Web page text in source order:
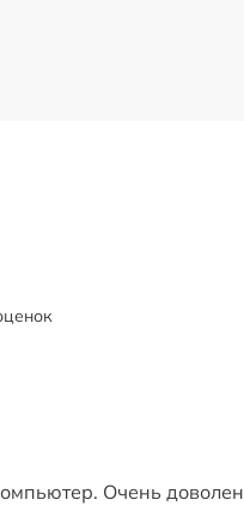
Очень доволен